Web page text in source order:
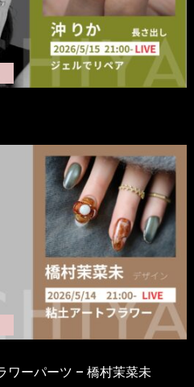
ワーパーツ – 橋村茉菜未